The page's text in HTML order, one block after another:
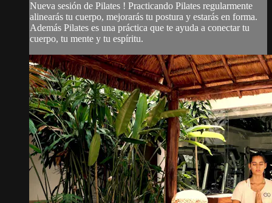
Nueva sesión de Pilates ! Practicando Pilates regularmente
alinearás tu cuerpo, mejorarás tu postura y estarás en forma.
Además Pilates es una práctica que te ayuda a conectar tu
cuerpo, tu mente y tu espíritu.